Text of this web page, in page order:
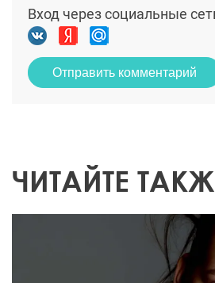
Вход через социальные
Отправить комментарий
ЧИТАЙТЕ